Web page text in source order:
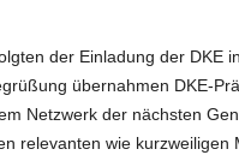
der Einladung der DKE
übernahmen DKE-
Netzwerk der nächsten
relevanten wie kurzweiligen